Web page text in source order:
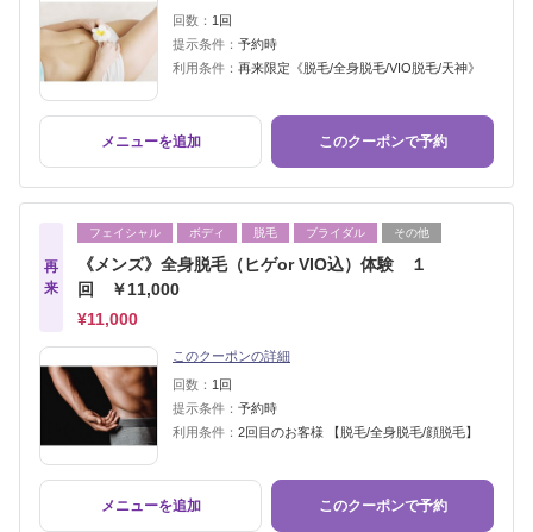
回数： 1回
提示条件： 予約時
利用条件： 再来限定《脱毛/全身脱毛/VIO脱毛/天神》
メニューを追加 このクーポンで予約
再
来
フェイシャル ボディ 脱毛 ブライダル その他
《メンズ》全身脱毛（ヒゲor VIO込）体験 １
回 ￥11,000
¥11,000
このクーポンの詳細
回数： 1回
提示条件： 予約時
利用条件： 2回目のお客様 【脱毛/全身脱毛/顔脱毛】
メニューを追加 このクーポンで予約